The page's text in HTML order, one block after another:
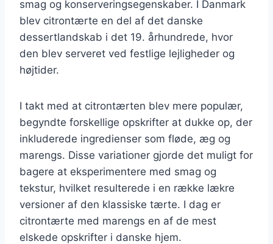
smag og konserveringsegenskaber. I Danmark
blev citrontærte en del af det danske
dessertlandskab i det 19. århundrede, hvor
den blev serveret ved festlige lejligheder og
højtider.
I takt med at citrontærten blev mere populær,
begyndte forskellige opskrifter at dukke op, der
inkluderede ingredienser som fløde, æg og
marengs. Disse variationer gjorde det muligt for
bagere at eksperimentere med smag og
tekstur, hvilket resulterede i en række lækre
versioner af den klassiske tærte. I dag er
citrontærte med marengs en af de mest
elskede opskrifter i danske hjem.